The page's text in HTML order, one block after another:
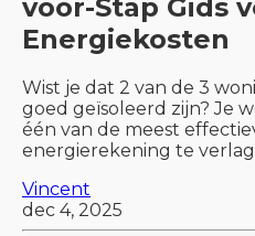
voor-Stap Gids
Energiekosten
Wist je dat 2 van de 3
goed geïsoleerd zijn? Je
één van de meest
energierekening te
Vincent
dec 4, 2025